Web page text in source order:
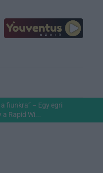
fiunkra” – Egy egri
Rapid Wi...